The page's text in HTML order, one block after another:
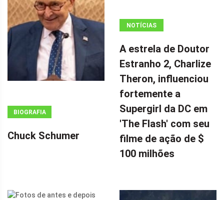
BIOGRAFIA
Chuck Schumer
NOTÍCIAS
(ADSBYGOOGLE
=
WINDOW.ADSBYGOOGLE
|| []).PUSH({});
A ESTRELA DE
DOUTOR
ESTRANHO 2,
CHARLIZE
THERON,
A estrela de Doutor
Estranho 2, Charlize
Theron, influenciou
fortemente a
Supergirl da DC em
'The Flash' com seu
filme de ação de $
100 milhões